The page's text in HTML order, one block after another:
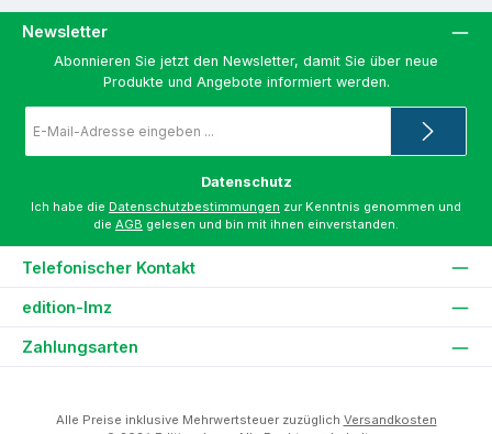
Newsletter
Abonnieren Sie jetzt den Newsletter, damit Sie über neue
Produkte und Angebote informiert werden.
Mail-
*
Datenschutz
Ich habe die Datenschutzbestimmungen zur Kenntnis genommen und
die AGB gelesen und bin mit ihnen einverstanden.
Telefonischer Kontakt
edition-lmz
Zahlungsarten
Alle Preise inklusive Mehrwertsteuer zuzüglich Versandkosten